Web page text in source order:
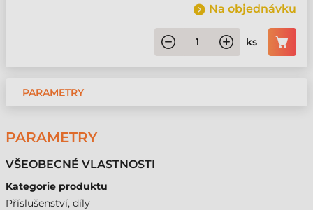
Na objednávku
ks
PARAMETRY
PARAMETRY
VŠEOBECNÉ VLASTNOSTI
Kategorie produktu
Příslušenství, díly